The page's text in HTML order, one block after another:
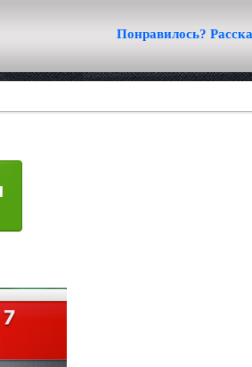
Понравилось?